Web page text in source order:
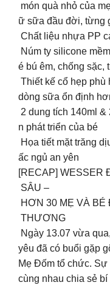
món quà nhỏ của
ữ sữa đầu đời, từng
Chất liệu nhựa PP
Núm ty silicone
é bú êm, chống sặc,
Thiết kế cổ hẹp phù
dòng sữa ổn định
2 dung tích 140ml
n phát triển của bé
Họa tiết mặt trăng
ấc ngủ an yên
[RECAP] WESSER
SÂU –
HƠN 30 MẸ VÀ
THƯƠNG
Ngày 13.07 vừa
yêu đã có buổi gặp
Mẹ Đốm tổ chức. Sự
cùng nhau chia sẻ